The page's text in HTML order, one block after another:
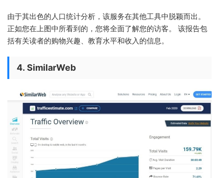
由于其出色的人口统计分析，该服务在其他工具中脱颖而出。
正如您在上图中所看到的，您将全面了解您的访客。 该报告包
括有关读者的购物兴趣、教育水平和收入的信息。
4. SimilarWeb